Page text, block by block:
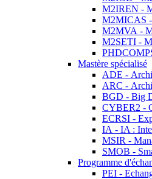
M2IREN -
M2MICAS -
M2MVA -
M2SETI -
Mastère spécialisé
ADE -
ARC -
BGD - Big
CYBER2 -
ECRSI -
IA - IA :
MSIR -
SMOB -
Programme
PEI -